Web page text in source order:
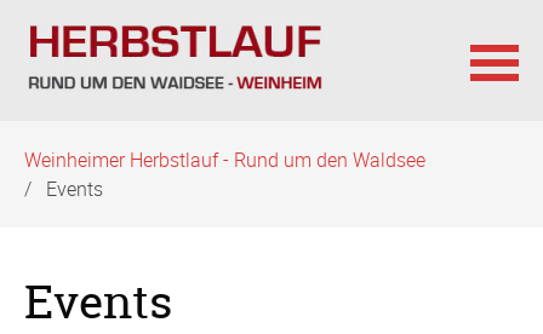
überspringen
Weinheimer Herbstlauf - Rund um den Waldsee
Events
Events